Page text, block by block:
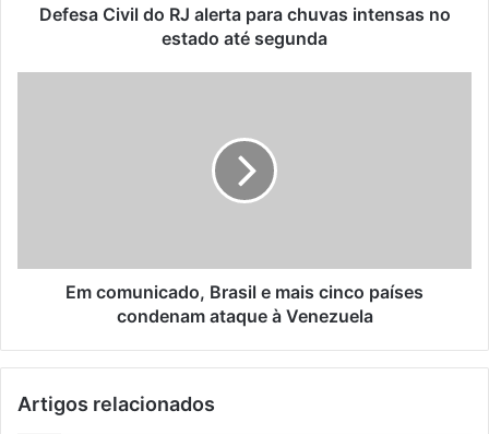
estado
Defesa Civil do RJ alerta para chuvas intensas no
estado até segunda
ataque
Em comunicado, Brasil e mais cinco países
condenam ataque à Venezuela
Artigos relacionados